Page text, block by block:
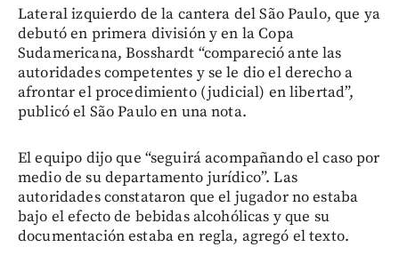
Lateral izquierdo de la cantera del São Paulo, que ya
debutó en primera división y en la Copa
Sudamericana, Bosshardt “compareció ante las
autoridades competentes y se le dio el derecho a
afrontar el procedimiento (judicial) en libertad”,
publicó el São Paulo en una nota.
El equipo dijo que “seguirá acompañando el caso por
medio de su departamento jurídico”. Las
autoridades constataron que el jugador no estaba
bajo el efecto de bebidas alcohólicas y que su
documentación estaba en regla, agregó el texto.